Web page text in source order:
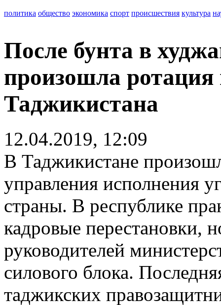
политика общество экономика спорт происшествия культура
После бунта в
произошла
Таджикистана
12.04.2019, 12:09
В Таджикистане
управления исполнения
страны. В республике
кадровые перестановки,
руководителей
силового блока.
таджикских